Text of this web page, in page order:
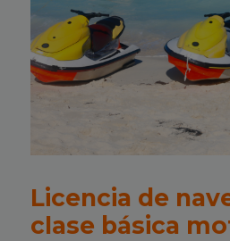
Licencia de
clase básica